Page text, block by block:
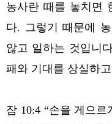
농사란 때를 놓치면
다. 그렇기 때문에
않고 일하는 것입니
패와 기대를 상실하
잠 10:4 “손을 게으